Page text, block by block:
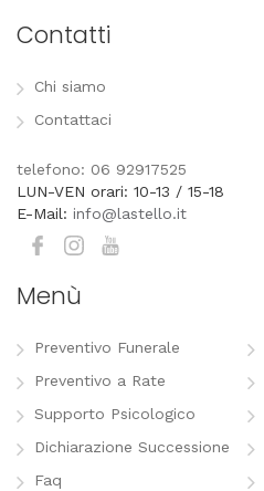
Contatti
Chi siamo
Contattaci
telefono: 06 92917525
LUN-VEN orari: 10-13 / 15-18
E-Mail: info@lastello.it
Menù
Preventivo Funerale
Preventivo a Rate
Supporto Psicologico
Dichiarazione Successione
Faq